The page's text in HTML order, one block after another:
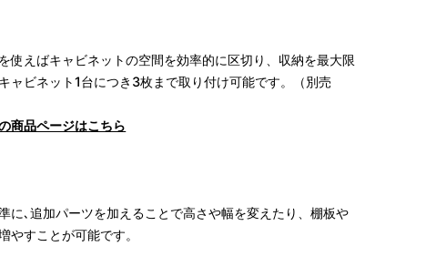
使えばキャビネットの空間を効率的に区切り、収納を最大限
キャビネット1台につき3枚まで取り付け可能です。
（別売
商品ページはこちら
に､追加パーツを加えることで高さや幅を変えたり、棚板や
やすことが可能です。